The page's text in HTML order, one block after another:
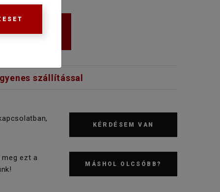
szállítással
KÉRDÉSEM VAN
ezt a
MÁSHOL OLCSÓBB?